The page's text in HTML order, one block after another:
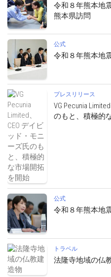
令和８年熊本地
熊本県訪問
公式
令和８年熊本地
プレスリリース
VG Pecunia
のもと、積極的
公式
令和８年熊本地
トラベル
法隆寺地域の仏